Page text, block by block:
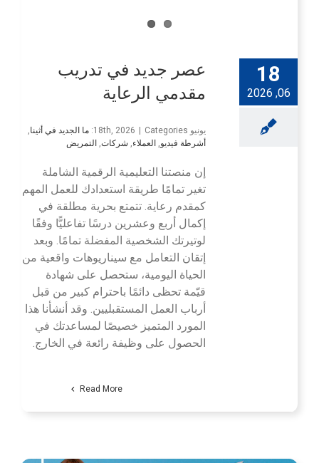
18
06, 2026
عصر جديد في تدريب
مقدمي الرعاية
يونيو 18th, 2026 Categories: ما الجديد في أثينا,
أشرطة فيديو, العملاء, شركات, التمريض
إن منصتنا التعليمية الرقمية الشاملة
تغير تمامًا طريقة استعدادك للعمل المهم
كمقدم رعاية. تتمتع بحرية مطلقة في
إكمال أربع وعشرين درسًا تفاعليًّا وفقًا
لوتيرتك الشخصية المفضلة تمامًا. وبعد
إتقان التعامل مع سيناريوهات واقعية من
الحياة اليومية، ستحصل على شهادة
قيّمة تحظى دائمًا باحترام كبير من قبل
أرباب العمل المستقبليين. وقد أنشأنا هذا
المورد المتميز خصيصًا لمساعدتك في
الحصول على وظيفة رائعة في الخارج.
Read More